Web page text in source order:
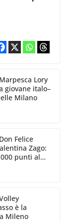
Lory
giovane italo–
Milano
Felice
Zago:
punti al
è la
Mileno